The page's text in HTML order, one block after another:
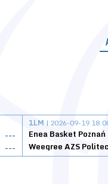
---
---
1LM | 2026-09-19
Enea Basket Poznań